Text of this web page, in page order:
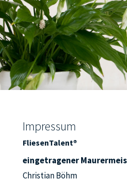
Impressum
FliesenTalent®
eingetragener
Christian Böhm